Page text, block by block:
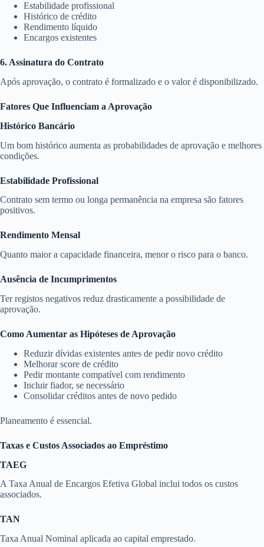
Estabilidade profissional
Histórico de crédito
Rendimento líquido
Encargos existentes
6. Assinatura do Contrato
Após aprovação, o contrato é formalizado e o valor é disponibilizado.
Fatores Que Influenciam a Aprovação
Histórico Bancário
Um bom histórico aumenta as probabilidades de aprovação e melhores
condições.
Estabilidade Profissional
Contrato sem termo ou longa permanência na empresa são fatores
positivos.
Rendimento Mensal
Quanto maior a capacidade financeira, menor o risco para o banco.
Ausência de Incumprimentos
Ter registos negativos reduz drasticamente a possibilidade de
aprovação.
Como Aumentar as Hipóteses de Aprovação
Reduzir dívidas existentes antes de pedir novo crédito
Melhorar score de crédito
Pedir montante compatível com rendimento
Incluir fiador, se necessário
Consolidar créditos antes de novo pedido
Planeamento é essencial.
Taxas e Custos Associados ao Empréstimo
TAEG
A Taxa Anual de Encargos Efetiva Global inclui todos os custos
associados.
TAN
Taxa Anual Nominal aplicada ao capital emprestado.